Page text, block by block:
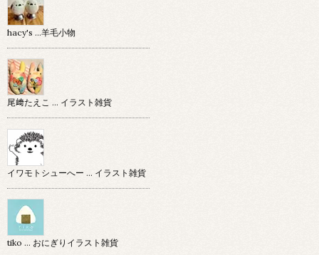
hacy's …羊毛小物
尾﨑たえこ … イラスト雑貨
イワモトシューへー … イラスト雑貨
tiko … おにぎりイラスト雑貨